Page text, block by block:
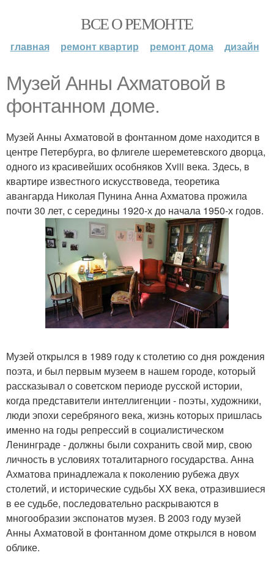
ВСЕ О РЕМОНТЕ
главная ремонт квартир ремонт дома дизайн
Музей Анны Ахматовой в
фонтанном доме.
Музей Анны Ахматовой в фонтанном доме находится в
центре Петербурга, во флигеле шереметевского дворца,
одного из красивейших особняков Xviii века. Здесь, в
квартире известного искусствоведа, теоретика
авангарда Николая Пунина Анна Ахматова прожила
почти 30 лет, с середины 1920-х до начала 1950-х годов.
Музей открылся в 1989 году к столетию со дня рождения
поэта, и был первым музеем в нашем городе, который
рассказывал о советском периоде русской истории,
когда представители интеллигенции - поэты, художники,
люди эпохи серебряного века, жизнь которых пришлась
именно на годы репрессий в социалистическом
Ленинграде - должны были сохранить свой мир, свою
личность в условиях тоталитарного государства. Анна
Ахматова принадлежала к поколению рубежа двух
столетий, и исторические судьбы XX века, отразившиеся
в ее судьбе, последовательно раскрываются в
многообразии экспонатов музея. В 2003 году музей
Анны Ахматовой в фонтанном доме открылся в новом
облике.